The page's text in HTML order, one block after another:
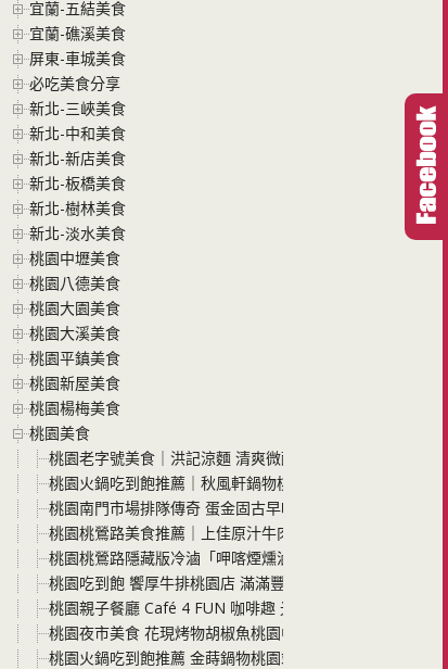
宜蘭-五結美食
宜蘭-礁溪美食
屏東-車城美食
必吃美食分享
新北-三峽美食
新北-中和美食
新北-新店美食
新北-板橋美食
新北-樹林美食
新北-淡水美食
桃園中壢美食
桃園八德美食
桃園大園美食
桃園大溪美食
桃園平鎮美食
桃園新屋美食
桃園楊梅美食
桃園美食
桃園老字號美食｜洪記涼麵 清爽微酸的Q彈麵條，配上爆
桃園火鍋吃到飽推薦｜秋風軒鍋物桃園ATT筷食尚店 全新
桃園南門市場排隊傳奇 蛋金固古早味現烤蛋糕 必吃口味、
桃園桃鶯路美食推薦｜上佳原汁牛肉麵-桃園店，高CP值牛
桃園桃鶯路隱藏版冷滷「呷喀煙燻滷味」在地人激推的冷
桃園吃到飽 饗厚牛排桃園店 滿滿豐盛自助吧任你夾 只要
桃園親子餐廳 Café 4 FUN 咖啡趣 光是遊戲區就有三個也
桃園夜市美食 花現烤物胡椒魚桃園中正店 怕土味的快來
桃園火鍋吃到飽推薦 金蒔鍋物桃園站前店 雙人套餐吃和